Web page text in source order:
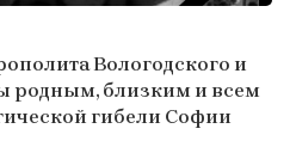
Вологодского и
родным, близким и всем
гибели Софии